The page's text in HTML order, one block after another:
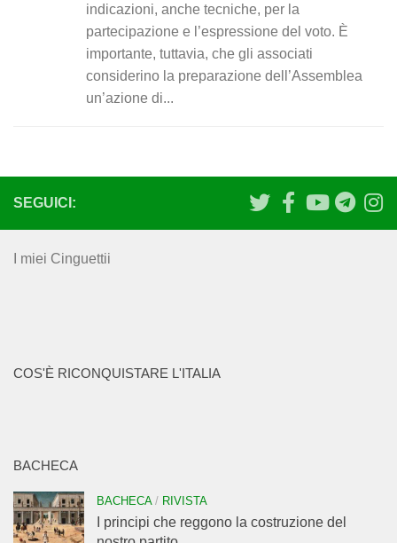
indicazioni, anche tecniche, per la
partecipazione e l’espressione del voto. È
importante, tuttavia, che gli associati
considerino la preparazione dell’Assemblea
un’azione di...
SEGUICI:
I miei Cinguettii
COS'È RICONQUISTARE L'ITALIA
BACHECA
BACHECA/ RIVISTA
I principi che reggono la costruzione del